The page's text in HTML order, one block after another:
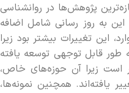
پژوهش‌ها در روان‏شناسی
به روز رسانی شامل اضافه
این تغییرات بیشتر بود زیرا
قابل توجهی توسعه یافته
است زیرا آن حوزه‌های خاص،
یافته‌اند. همچنین نمونه‌ها،